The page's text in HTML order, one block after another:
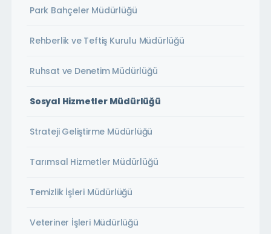
Park Bahçeler Müdürlüğü
Rehberlik ve Teftiş Kurulu Müdürlüğü
Ruhsat ve Denetim Müdürlüğü
Sosyal Hizmetler Müdürlüğü
Strateji Geliştirme Müdürlüğü
Tarımsal Hizmetler Müdürlüğü
Temizlik İşleri Müdürlüğü
Veteriner İşleri Müdürlüğü